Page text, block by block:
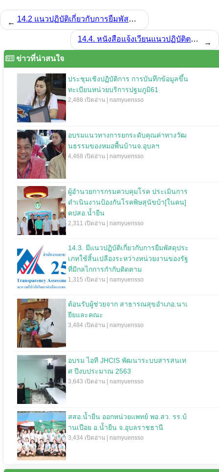
← 14.2 แนวปฏิบัติเกี่ยวกับการยืมพัสดุประเภทใช้คงรูประหว่างหน่วยงานของรัฐ ยืมใช้ภายในสถานที่ของหน่วยงานของรัฐเดียวกัน และการยืมไปใช้นอกสถานที่ของหน่วยงานของรัฐ มีผังกระบวนการยืมพัสดุประเภทคงรูปของเจ้าหน้าที่รัฐของหน่วยงาน ที่มีกลไกการกำกับติดตาม
14.4. หนังสือแจ้งเวียนแนวปฏิบัติตามข้อ 2. และข้อ 3.
→
ข่าวที่น่าสนใจ
ประชุมเชิงปฏิบัติการ การบันทึกข้อมูลขึ้น
ทะเบียนหน่วยบริการปฐมภูมิ61
2,488 เปิดอ่าน | namyuensso
อบรมแนวทางการยกระดับคุณค่าทางวัฒ
นธรรมของหมอพื้นบ้านจ.อุบลฯ
4,468 เปิดอ่าน | namyuensso
ผู้อำนวยการกรมควบคุมโรค ประเมินการ
ดำเนินงานป้องกันโรคพิษสุนัขบ้า[ในคน]
คปสอ.น้ำยืน
2,311 เปิดอ่าน | namyuensso
14.3. มีแนวปฏิบัติเกี่ยวกับการยืมพัสดุประ
เภทใช้สิ้นเปลืองระหว่างหน่วยงานของรัฐ
ที่มีกลไกการกำกับติดตาม
1,315 เปิดอ่าน | namyuensso
ต้อนรับผู้ช่วยจาก สาธารณสุขอำเภอ.นาเ
ยียและคณะ
3,484 เปิดอ่าน | namyuensso
อบรม ไอที JHCIS พัฒนาระบบสารสนเท
ศ ปีงบประมาณ 2563
3,643 เปิดอ่าน | namyuensso
สสอ.น้ำยืน ออกหน่วยแพทย์ พอ.สว. รร.บ้
านเปือย อ.น้ำยืน จ.อุบลราชธานี
3,434 เปิดอ่าน | namyuensso